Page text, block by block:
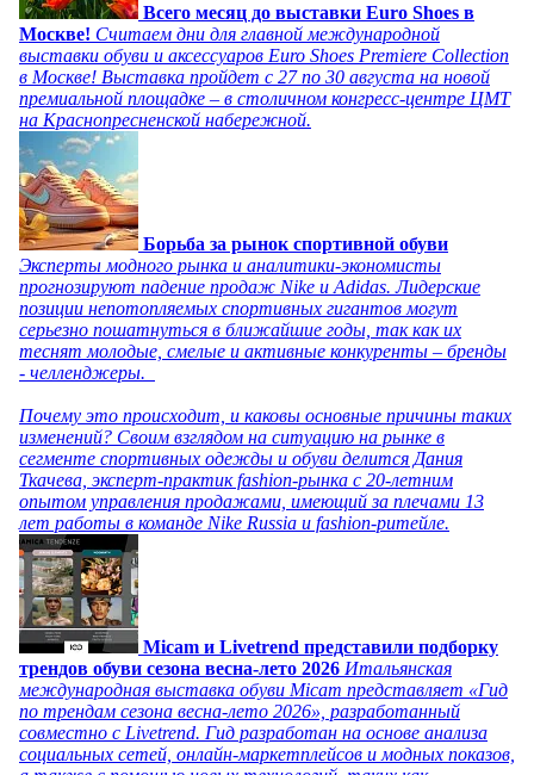
Всего месяц до выставки Euro Shoes в
Москве! Считаем дни для главной международной
выставки обуви и аксессуаров Euro Shoes Premiere Collection
в Москве! Выставка пройдет с 27 по 30 августа на новой
премиальной площадке – в столичном конгресс-центре ЦМТ
на Краснопресненской набережной.
Борьба за рынок спортивной обуви
Эксперты модного рынка и аналитики-экономисты
прогнозируют падение продаж Nike и Adidas. Лидерские
позиции непотопляемых спортивных гигантов могут
серьезно пошатнуться в ближайшие годы, так как их
теснят молодые, смелые и активные конкуренты – бренды
- челленджеры.
Почему это происходит, и каковы основные причины таких
изменений? Своим взглядом на ситуацию на рынке в
сегменте спортивных одежды и обуви делится Дания
Ткачева, эксперт-практик fashion-рынка с 20-летним
опытом управления продажами, имеющий за плечами 13
лет работы в команде Nike Russia и fashion-ритейле.
Micam и Livetrend представили подборку
трендов обуви сезона весна-лето 2026 Итальянская
международная выставка обуви Micam представляет «Гид
по трендам сезона весна-лето 2026», разработанный
совместно с Livetrend. Гид разработан на основе анализа
социальных сетей, онлайн-маркетплейсов и модных показов,